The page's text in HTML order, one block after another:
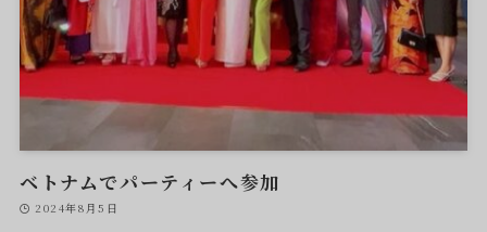
ベトナムでパーティーへ参加
2024年8月5日